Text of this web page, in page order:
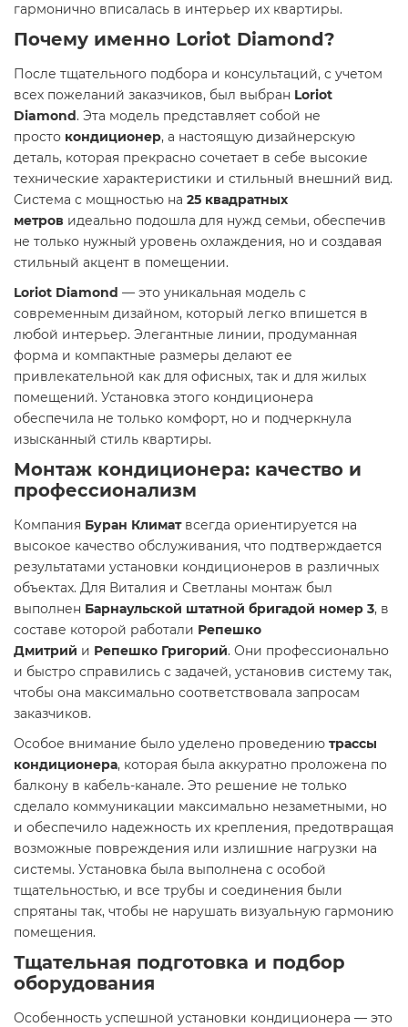
гармонично вписалась в интерьер их квартиры.
Почему именно Loriot Diamond?
После тщательного подбора и консультаций, с учетом
всех пожеланий заказчиков, был выбран Loriot
Diamond. Эта модель представляет собой не
просто кондиционер, а настоящую дизайнерскую
деталь, которая прекрасно сочетает в себе высокие
технические характеристики и стильный внешний вид.
Система с мощностью на 25 квадратных
метров идеально подошла для нужд семьи, обеспечив
не только нужный уровень охлаждения, но и создавая
стильный акцент в помещении.
Loriot Diamond — это уникальная модель с
современным дизайном, который легко впишется в
любой интерьер. Элегантные линии, продуманная
форма и компактные размеры делают ее
привлекательной как для офисных, так и для жилых
помещений. Установка этого кондиционера
обеспечила не только комфорт, но и подчеркнула
изысканный стиль квартиры.
Монтаж кондиционера: качество и
профессионализм
Компания Буран Климатвсегда ориентируется на
высокое качество обслуживания, что подтверждается
результатами установки кондиционеров в различных
объектах. Для Виталия и Светланы монтаж был
выполнен Барнаульской штатной бригадой номер 3, в
составе которой работали Репешко
Дмитрий и Репешко Григорий. Они профессионально
и быстро справились с задачей, установив систему так,
чтобы она максимально соответствовала запросам
заказчиков.
Особое внимание было уделено проведению трассы
кондиционера, которая была аккуратно проложена по
балкону в кабель-канале. Это решение не только
сделало коммуникации максимально незаметными, но
и обеспечило надежность их крепления, предотвращая
возможные повреждения или излишние нагрузки на
системы. Установка была выполнена с особой
тщательностью, и все трубы и соединения были
спрятаны так, чтобы не нарушать визуальную гармонию
помещения.
Тщательная подготовка и подбор
оборудования
Особенность успешной установки кондиционера — это